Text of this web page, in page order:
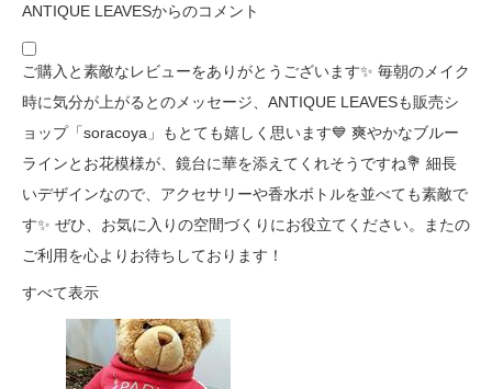
ANTIQUE LEAVESからのコメント
ご購入と素敵なレビューをありがとうございます✨ 毎朝のメイク
時に気分が上がるとのメッセージ、ANTIQUE LEAVESも販売シ
ョップ「soracoya」もとても嬉しく思います💙 爽やかなブルー
ラインとお花模様が、鏡台に華を添えてくれそうですね💐 細長
いデザインなので、アクセサリーや香水ボトルを並べても素敵で
す✨ ぜひ、お気に入りの空間づくりにお役立てください。またの
ご利用を心よりお待ちしております！
すべて表示